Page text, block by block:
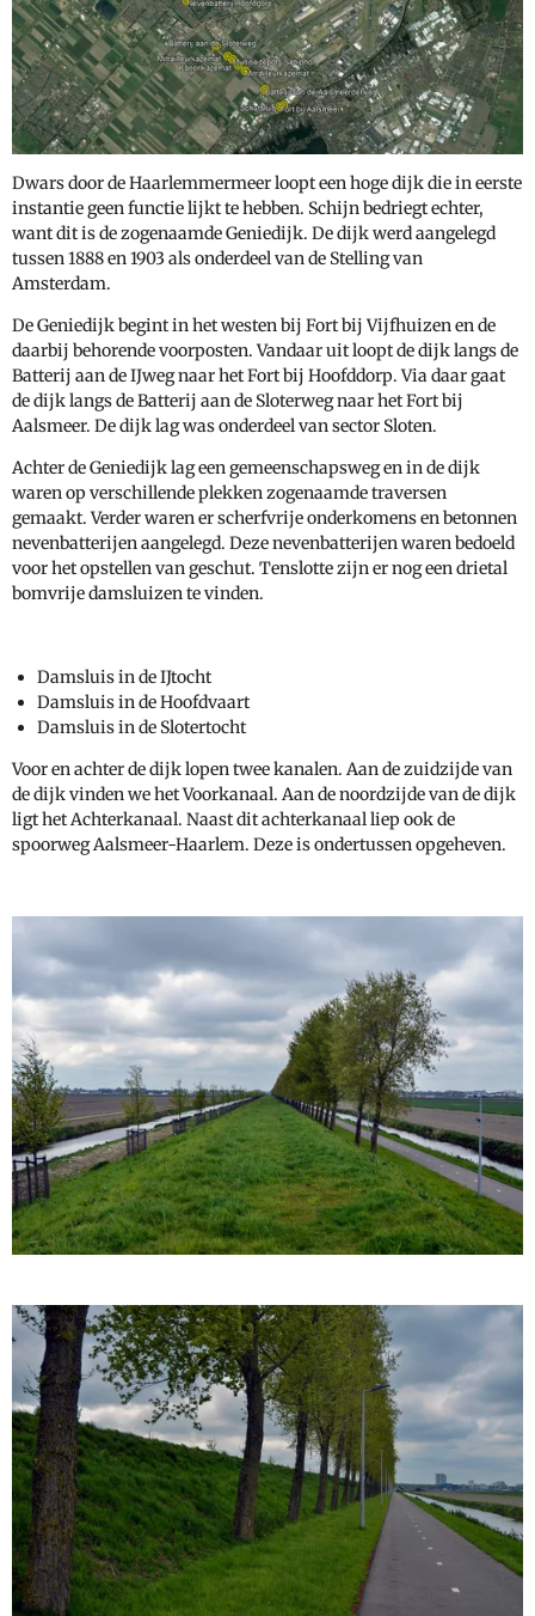
Dwars door de Haarlemmermeer loopt een hoge dijk die in eerste
instantie geen functie lijkt te hebben. Schijn bedriegt echter,
want dit is de zogenaamde Geniedijk. De dijk werd aangelegd
tussen 1888 en 1903 als onderdeel van de Stelling van
Amsterdam.
De Geniedijk begint in het westen bij Fort bij Vijfhuizen en de
daarbij behorende voorposten. Vandaar uit loopt de dijk langs de
Batterij aan de IJweg naar het Fort bij Hoofddorp. Via daar gaat
de dijk langs de Batterij aan de Sloterweg naar het Fort bij
Aalsmeer. De dijk lag was onderdeel van sector Sloten.
Achter de Geniedijk lag een gemeenschapsweg en in de dijk
waren op verschillende plekken zogenaamde traversen
gemaakt. Verder waren er scherfvrije onderkomens en betonnen
nevenbatterijen aangelegd. Deze nevenbatterijen waren bedoeld
voor het opstellen van geschut. Tenslotte zijn er nog een drietal
bomvrije damsluizen te vinden.
Damsluis in de IJtocht
Damsluis in de Hoofdvaart
Damsluis in de Slotertocht
Voor en achter de dijk lopen twee kanalen. Aan de zuidzijde van
de dijk vinden we het Voorkanaal. Aan de noordzijde van de dijk
ligt het Achterkanaal. Naast dit achterkanaal liep ook de
spoorweg Aalsmeer-Haarlem. Deze is ondertussen opgeheven.